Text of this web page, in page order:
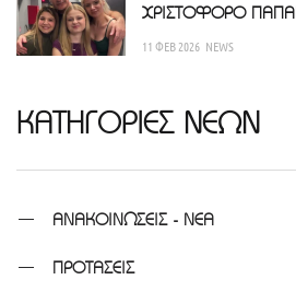
ΧΡΙΣΤΟΦΟΡΟ
11 ΦΕΒ 2026 NEWS
ΚΑΤΗΓΟΡΙΕΣ ΝΕΩΝ
ΑΝΑΚΟΙΝΩΣΕΙΣ - ΝΕΑ
ΠΡΟΤΑΣΕΙΣ